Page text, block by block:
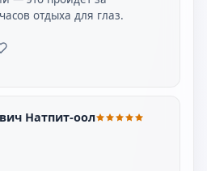
отдыха для глаз.
Натпит-оол